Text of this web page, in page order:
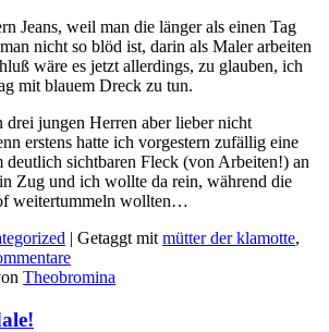
Jeans, weil man die länger als einen Tag
nicht so blöd ist, darin als Maler arbeiten
wäre es jetzt allerdings, zu glauben, ich
mit blauem Dreck zu tun.
drei jungen Herren aber lieber nicht
erstens hatte ich vorgestern zufällig eine
deutlich sichtbaren Fleck (von Arbeiten!) an
Zug und ich wollte da rein, während die
weitertummeln wollten…
| Getaggt mit mütter der klamotte,
Theobromina